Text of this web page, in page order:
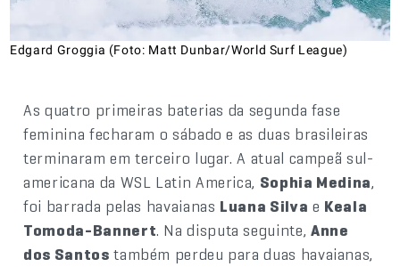
Edgard Groggia (Foto: Matt Dunbar/World Surf League)
As quatro primeiras baterias da segunda fase
feminina fecharam o sábado e as duas brasileiras
terminaram em terceiro lugar. A atual campeã sul-
americana da WSL Latin America, Sophia Medina,
foi barrada pelas havaianas Luana Silva e Keala
Tomoda-Bannert. Na disputa seguinte, Anne
dos Santos também perdeu para duas havaianas,